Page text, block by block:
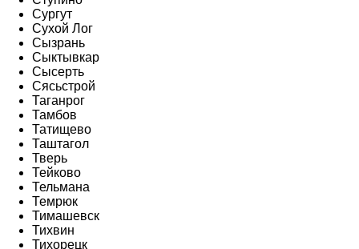
Сургут
Сухой Лог
Сызрань
Сыктывкар
Сысерть
Сясьстрой
Таганрог
Тамбов
Татищево
Таштагол
Тверь
Тейково
Тельмана
Темрюк
Тимашевск
Тихвин
Тихорецк